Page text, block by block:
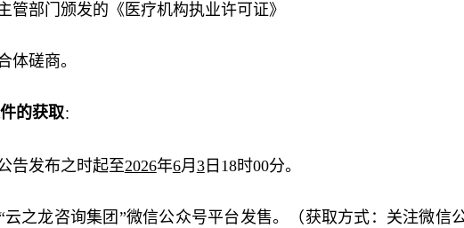
管部门颁发的《医疗机构执业许可证》
体磋商。
的获取：
告发布之时起至2026年6月 3日18时00分。
云之龙咨询集团”微信公众号平台发售。（获取方式：关注微信